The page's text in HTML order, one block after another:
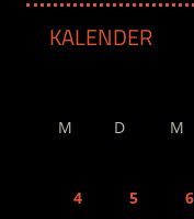
KALENDER
M D M
4
5 6